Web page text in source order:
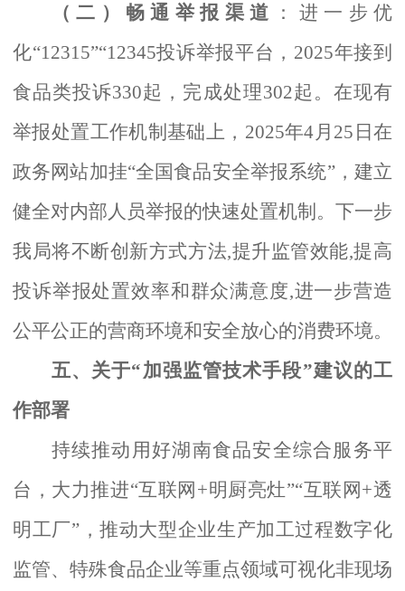
（二）畅通举报渠道
：进一步优
化“12315”“12345投诉举报平台，2025年接到
食品类投诉330起，完成处理302起。在现有
举报处置工作机制基础上， 2025年4月25日在
政务网站加挂“全国食品安全举报系统”，建立
健全对内部人员举报的快速处置机制。 下一步
我局将不断创新方式方法,提升监管效能,提高
投诉举报处置效率和群众满意度,进一步营造
公平公正的营商环境和安全放心的消费环境。
五、关于“加强监管技术手段”建议的工
作部署
持续推动用好湖南食品安全综合服务平
台，大力推进“互联网+明厨亮灶”“互联网+透
明工厂”，推动大型企业生产加工过程数字化
监管、特殊食品企业等重点领域可视化非现场